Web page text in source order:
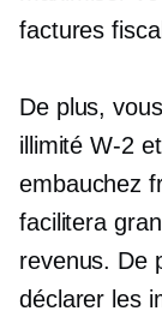
factures
De plus,
illimitéW-2
embauchez
facilitera
revenus. De
déclarer les